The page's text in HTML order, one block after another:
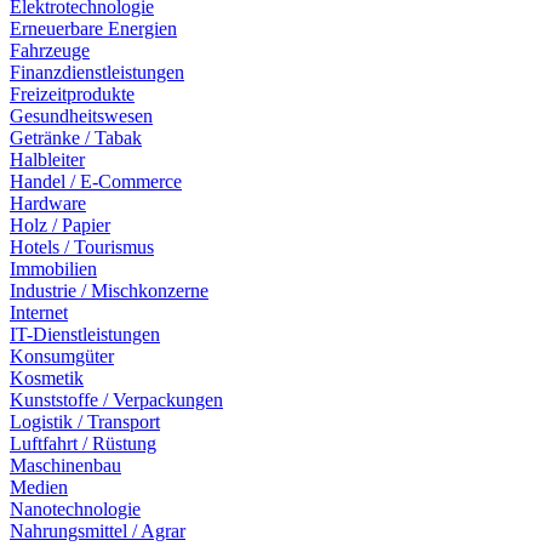
Elektrotechnologie
Erneuerbare Energien
Fahrzeuge
Finanzdienstleistungen
Freizeitprodukte
Gesundheitswesen
Getränke / Tabak
Halbleiter
Handel / E-Commerce
Hardware
Holz / Papier
Hotels / Tourismus
Immobilien
Industrie / Mischkonzerne
Internet
IT-Dienstleistungen
Konsumgüter
Kosmetik
Kunststoffe / Verpackungen
Logistik / Transport
Luftfahrt / Rüstung
Maschinenbau
Medien
Nanotechnologie
Nahrungsmittel / Agrar